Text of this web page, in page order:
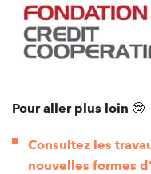
Pour aller plus loin 🤓
Consultez les
nouvelles formes